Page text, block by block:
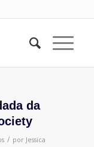
da
/ por Jessica